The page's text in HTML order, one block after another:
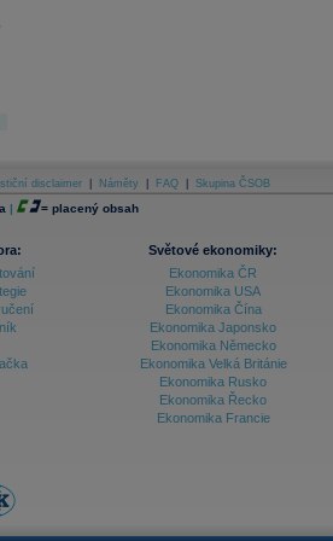
disclaimer Náměty FAQ Skupina ČSOB
| = placený obsah
Světové ekonomiky:
Ekonomika ČR
Ekonomika USA
Ekonomika Čína
Ekonomika Japonsko
Ekonomika Německo
Ekonomika Velká Británie
Ekonomika Rusko
Ekonomika Řecko
Ekonomika Francie